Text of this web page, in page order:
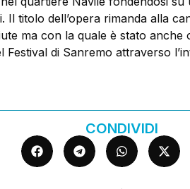
Il titolo dell’opera rimanda alla
ma con la quale è stato anche
Festival di Sanremo attraverso
CONDIVIDI